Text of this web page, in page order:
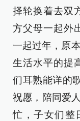
择轮换着去双
方父母一起外
一起过年，原
生活水平的提
们耳熟能详的
祝愿，陪同爱
忙，子女们整